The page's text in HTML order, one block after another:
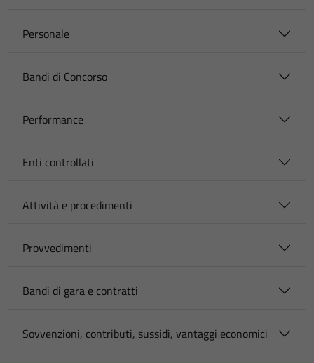
Personale
Bandi di Concorso
Performance
Enti controllati
Attività e procedimenti
Provvedimenti
Bandi di gara e contratti
Sovvenzioni, contributi, sussidi, vantaggi economici